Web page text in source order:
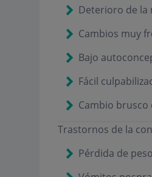
Deterioro de la
Cambios muy
Bajo
Fácil
Cambio brusco
Trastornos de la
Pérdida de